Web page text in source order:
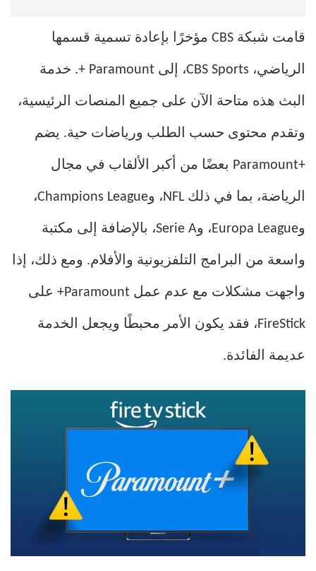
قامت شبكة CBS مؤخرًا بإعادة تسمية قسمها
الرياضي، CBS Sports، إلى Paramount +. خدمة
البث هذه متاحة الآن على جميع المنصات الرئيسية،
وتقدم محتوى حسب الطلب ورياضات حية. يضم
+Paramount بعضًا من أكبر الألقاب في مجال
الرياضة، بما في ذلك NFL، وChampions League،
وEuropa League، وSerie A، بالإضافة إلى مكتبة
واسعة من البرامج التلفزيونية والأفلام. ومع ذلك، إذا
واجهت مشكلات مع عدم عمل Paramount+ على
FireStick، فقد يكون الأمر محبطًا ويجعل الخدمة
عديمة الفائدة.